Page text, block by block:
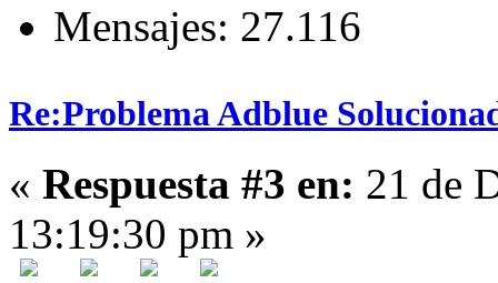
Mensajes: 27.116
Re:Problema Adblue
« Respuesta #3 en: 21 de
13:19:30 pm »